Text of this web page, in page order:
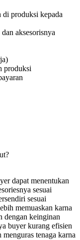
di produksi kepada
aksesorisnya
produksi
dapat menentukan
sesuai
sesuai
memuaskan karna
dengan keinginan
buyer kurang efisien
tenaga karna